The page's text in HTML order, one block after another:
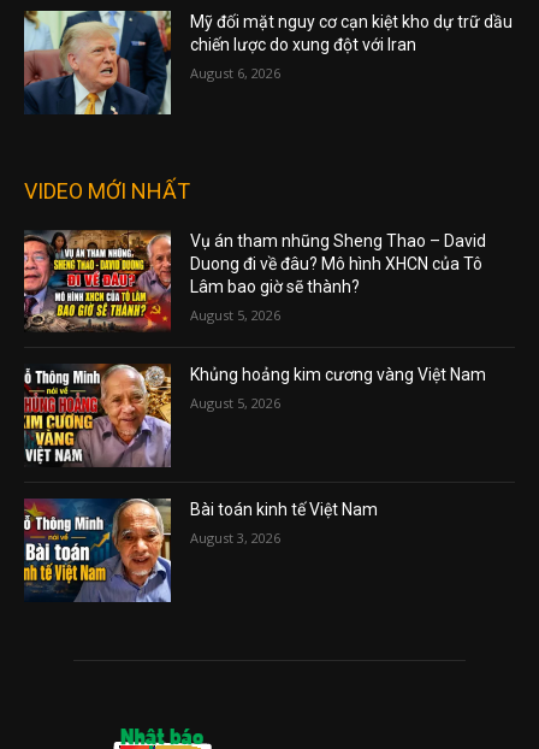
Mỹ đối mặt nguy cơ cạn kiệt kho dự trữ dầu
chiến lược do xung đột với Iran
August 6, 2026
VIDEO MỚI NHẤT
Vụ án tham nhũng Sheng Thao – David
Duong đi về đâu? Mô hình XHCN của Tô
Lâm bao giờ sẽ thành?
August 5, 2026
Khủng hoảng kim cương vàng Việt Nam
August 5, 2026
Bài toán kinh tế Việt Nam
August 3, 2026